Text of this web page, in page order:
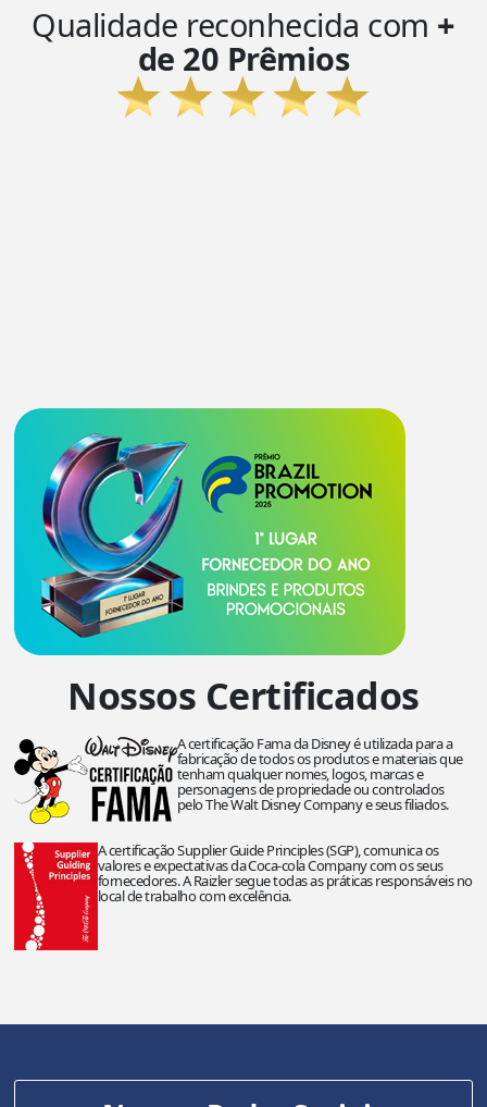
Qualidade reconhecida com +
de 20 Prêmios
Nossos Certificados
A certificação Fama da Disney é utilizada para a
fabricação de todos os produtos e materiais que
tenham qualquer nomes, logos, marcas e
personagens de propriedade ou controlados
pelo The Walt Disney Company e seus filiados.
A certificação Supplier Guide Principles (SGP), comunica os
valores e expectativas da Coca-cola Company com os seus
fornecedores. A Raizler segue todas as práticas responsáveis no
local de trabalho com excelência.